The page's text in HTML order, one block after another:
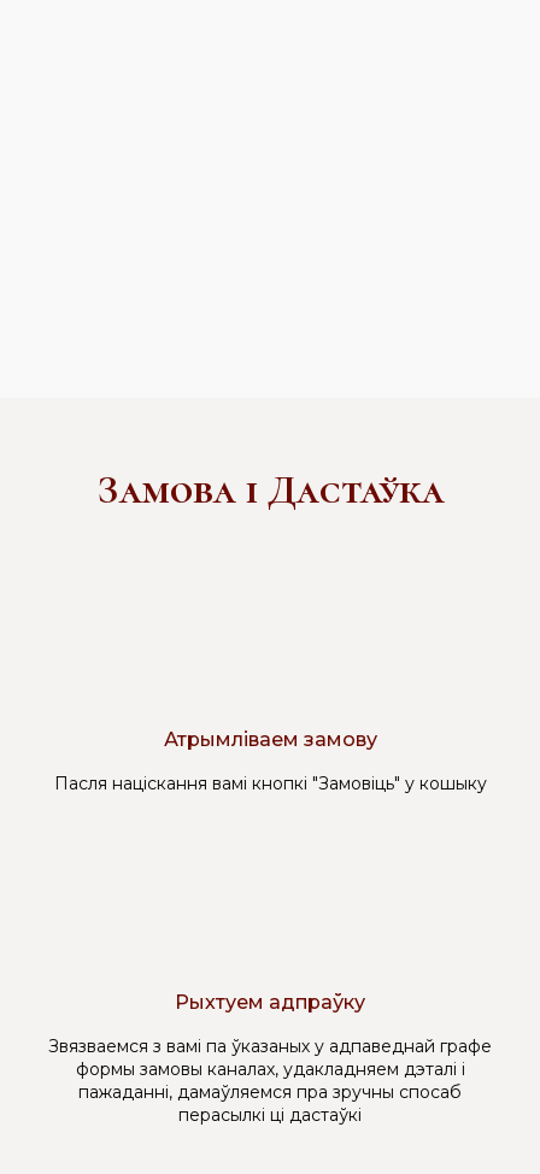
Замова і Дастаўка
Атрымліваем замову
Пасля націскання вамі кнопкі "Замовіць" у кошыку
Рыхтуем адпраўку
Звязваемся з вамі па ўказаных у адпаведнай графе
формы замовы каналах, удакладняем дэталі і
пажаданні, дамаўляемся пра зручны спосаб
перасылкі ці дастаўкі